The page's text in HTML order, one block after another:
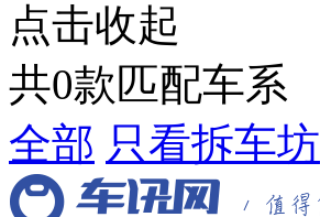
点击收起
共0款匹配车系
全部 只看拆车坊